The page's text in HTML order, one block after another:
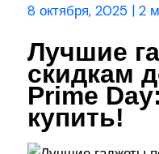
8 октября, 2025 |2
Лучшие
скидкам
Prime
купить!